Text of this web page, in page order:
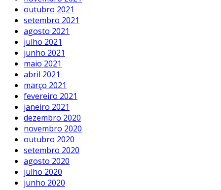
outubro 2021
setembro 2021
agosto 2021
julho 2021
junho 2021
maio 2021
abril 2021
março 2021
fevereiro 2021
janeiro 2021
dezembro 2020
novembro 2020
outubro 2020
setembro 2020
agosto 2020
julho 2020
junho 2020